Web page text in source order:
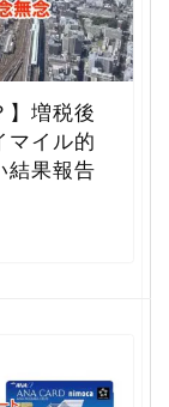
】増税後
マイル的
結果報告